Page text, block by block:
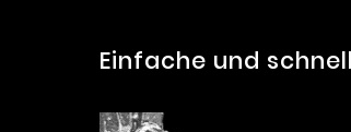
Einfache und